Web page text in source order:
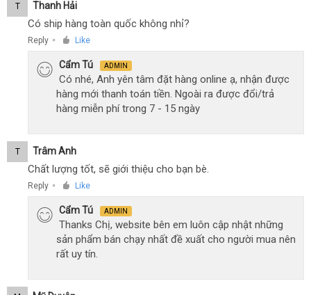
T Thanh Hải
Có ship hàng toàn quốc không nhỉ?
Reply ● Like
Cẩm Tú ADMIN
Có nhé, Anh yên tâm đặt hàng online ạ, nhận được
hàng mới thanh toán tiền. Ngoài ra được đổi/trả
hàng miễn phí trong 7 - 15 ngày
T Trâm Anh
Chất lượng tốt, sẽ giới thiệu cho bạn bè.
Reply ● Like
Cẩm Tú ADMIN
Thanks Chị, website bên em luôn cập nhật những
sản phẩm bán chạy nhất đề xuất cho người mua nên
rất uy tín.